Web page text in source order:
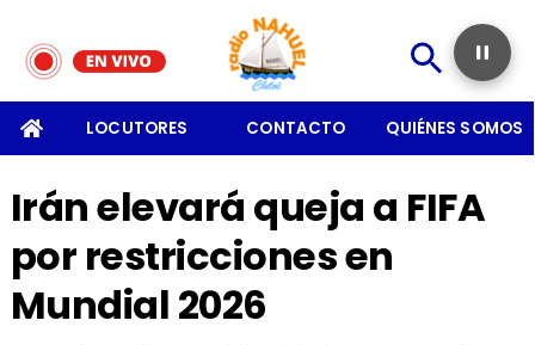
LOCUTORES CONTACTO QUIÉNES SOMOS
Irán elevará queja a FIFA
por restricciones en
Mundial 2026